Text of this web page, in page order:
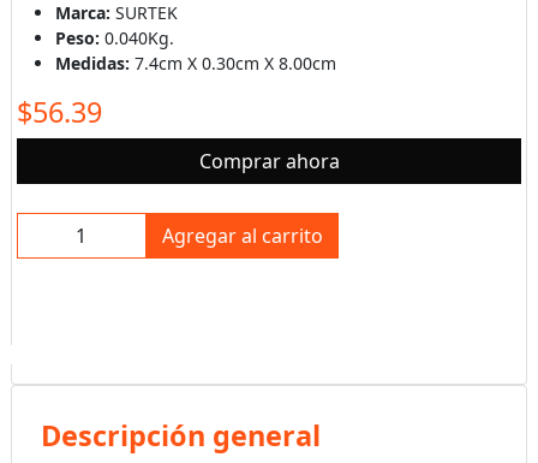
Marca: SURTEK
Peso: 0.040Kg.
Medidas: 7.4cm X 0.30cm X 8.00cm
$56.39
Comprar ahora
Agregar al carrito
Descripción general